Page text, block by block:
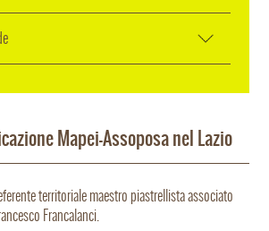
Mapei-Assoposa nel Lazio
territoriale maestro piastrellista associato
Francalanci.